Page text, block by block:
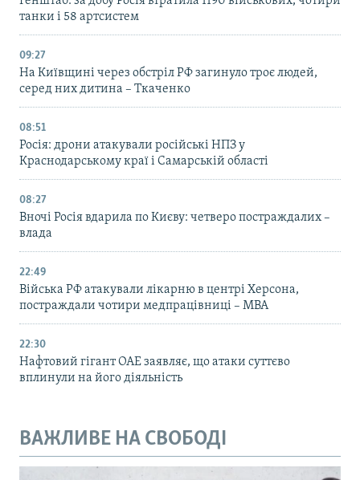
танки і 58 артсистем
09:27
На Київщині через обстріл РФ загинуло троє людей,
серед них дитина – Ткаченко
08:51
Росія: дрони атакували російські НПЗ у
Краснодарському краї і Самарській області
08:27
Вночі Росія вдарила по Києву: четверо постраждалих –
влада
22:49
Війська РФ атакували лікарню в центрі Херсона,
постраждали чотири медпрацівниці – МВА
22:30
Нафтовий гігант ОАЕ заявляє, що атаки суттєво
вплинули на його діяльність
ВАЖЛИВЕ НА СВОБОДІ